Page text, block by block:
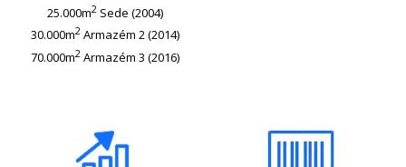
25.000m2 Sede (2004)
30.000m2 Armazém 2 (2014)
70.000m2 Armazém 3 (2016)